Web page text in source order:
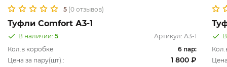
5 (0 отзывов)
Туфли Comfort А3-1
В наличии: 5 Артикул: А3-1
Кол.в коробке
6 пар:
Цена за пару(шт).:
1 800 ₽